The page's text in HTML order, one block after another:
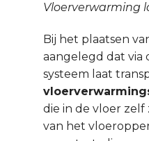
Vloerverwarming
Bij het plaatsen
aangelegd dat via
systeem laat
die in de vloer
van het